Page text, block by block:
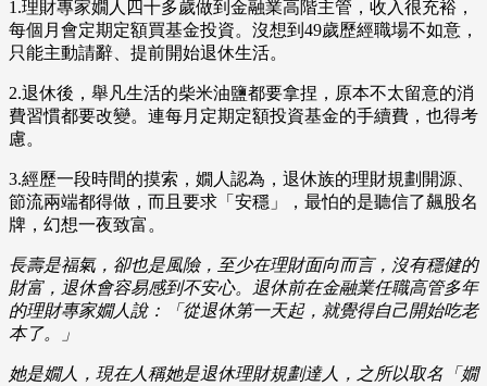
1.理財專家嫺人四十多歲做到金融業高階主管，收入很充裕，
每個月會定期定額買基金投資。沒想到49歲歷經職場不如意，
只能主動請辭、提前開始退休生活。
2.退休後，舉凡生活的柴米油鹽都要拿捏，原本不太留意的消
費習慣都要改變。連每月定期定額投資基金的手續費，也得考
慮。
3.經歷一段時間的摸索，嫺人認為，退休族的理財規劃開源、
節流兩端都得做，而且要求「安穩」，最怕的是聽信了飆股名
牌，幻想一夜致富。
長壽是福氣，卻也是風險，至少在理財面向而言，沒有穩健的
財富，退休會容易感到不安心。退休前在金融業任職高管多年
的理財專家嫺人說：「從退休第一天起，就覺得自己開始吃老
本了。」
她是嫺人，現在人稱她是退休理財規劃達人，之所以取名「嫺